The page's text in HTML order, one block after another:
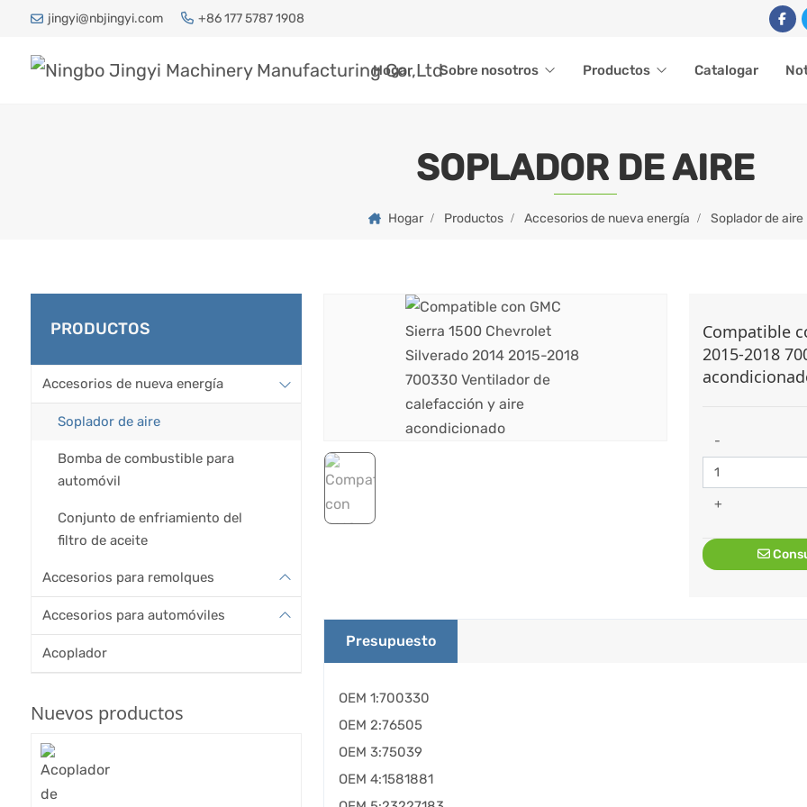
jingyi@nbjingyi.com +86 177 5787 1908
Hogar Sobre nosotros Productos Catalogar
SOPLADOR DE AIRE
Hogar Productos Accesorios de nueva energía Soplador de aire
Compatible
2015-2018
-
+
Presupuesto
OEM 1:700330
OEM 2:76505
OEM 3:75039
OEM 4:1581881
PRODUCTOS
Accesorios de nueva energía
Soplador de aire
Bomba de combustible para
automóvil
Conjunto de enfriamiento del
filtro de aceite
Accesorios para remolques
Accesorios para automóviles
Acoplador
Nuevos productos